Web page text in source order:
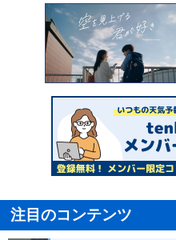
注目のコンテンツ